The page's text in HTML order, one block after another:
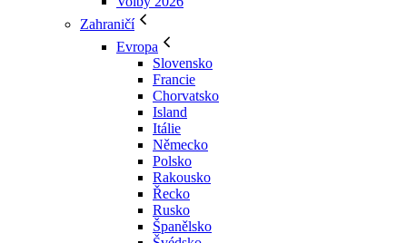
Zahraničí
Evropa
Slovensko
Francie
Chorvatsko
Island
Itálie
Německo
Polsko
Rakousko
Řecko
Rusko
Španělsko